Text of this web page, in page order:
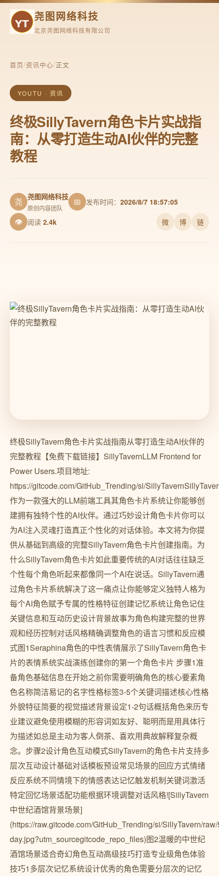
尧图网络科技
北京尧图网络科技有限公司
首页/资讯中心/正文
YOUTU · 资讯
终极SillyTavern角色卡片实战指
南：从零打造生动AI伙伴的完整
教程
尧 尧图网络科技
原创内容团队
📅 发布时间： 2026/8/7 18:57:05
👁 阅读 2.4k 微 博 链
终极SillyTavern角色卡片实战指南从零打造生动AI伙伴的
完整教程【免费下载链接】SillyTavernLLM Frontend for
Power Users.项目地址:
https://gitcode.com/GitHub_Trending/si/
作为一款强大的LLM前端工具其角色卡片系统让你能够创
建拥有独特个性的AI伙伴。通过巧妙设计角色卡片你可以
为AI注入灵魂打造真正个性化的对话体验。本文将为你提
供从基础到高级的完整SillyTavern角色卡片创建指南。为
什么SillyTavern角色卡片如此重要传统的AI对话往往缺乏
个性每个角色听起来都像同一个AI在说话。SillyTavern通
过角色卡片系统解决了这一痛点让你能够定义独特人格为
每个AI角色赋予专属的性格特征创建记忆系统让角色记住
关键信息和互动历史设计背景故事为角色构建完整的世界
观和经历控制对话风格精确调整角色的语言习惯和反应模
式图1Seraphina角色的中性表情展示了SillyTavern角色卡
片的表情系统实战演练创建你的第一个角色卡片 步骤1准
备角色基础信息在开始之前你需要明确角色的核心要素角
色名称简洁易记的名字性格标签3-5个关键词描述核心性格
外貌特征简要的视觉描述背景设定1-2句话概括角色来历专
业建议避免使用模糊的形容词如友好、聪明而是用具体行
为描述如总是主动为客人倒茶、喜欢用典故解释复杂概
念。步骤2设计角色互动模式SillyTavern的角色卡片支持多
层次互动设计基础对话模板预设常见场景的回应方式情绪
反应系统不同情境下的情感表达记忆触发机制关键词激活
特定回忆场景适配功能根据环境调整对话风格![SillyTavern
中世纪酒馆背景场景]
(https://raw.gitcode.com/GitHub_Trending/si/SillyTavern/
day.jpg?utm_sourcegitcode_repo_files)图2温暖的中世纪
酒馆场景适合奇幻角色互动高级技巧打造专业级角色体验
技巧1多层次记忆系统设计优秀的角色需要分层次的记忆